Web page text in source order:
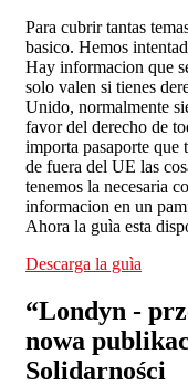
Para cubrir tantas
basico. Hemos
Hay informacion que
solo valen si tienes
Unido, normalmente
favor del derecho de
importa pasaporte que
de fuera del UE las
tenemos la necesaria
informacion en un
Ahora la guìa esta
Descarga la guìa
“Londyn -
nowa
Solidarności